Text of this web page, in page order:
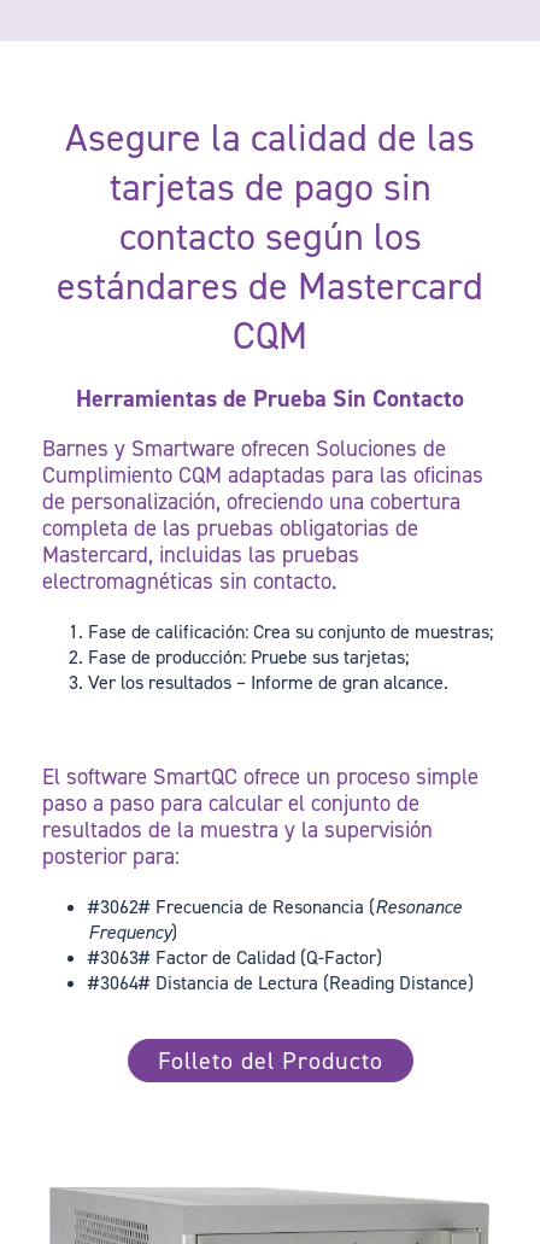
Asegure la calidad de las
tarjetas de pago sin
contacto según los
estándares de Mastercard
CQM
Herramientas de Prueba Sin Contacto
Barnes y Smartware ofrecen Soluciones de
Cumplimiento CQM adaptadas para las oficinas
de personalización, ofreciendo una cobertura
completa de las pruebas obligatorias de
Mastercard, incluidas las pruebas
electromagnéticas sin contacto.
Fase de calificación: Crea su conjunto de muestras;
Fase de producción: Pruebe sus tarjetas;
Ver los resultados – Informe de gran alcance.
El software SmartQC ofrece un proceso simple
paso a paso para calcular el conjunto de
resultados de la muestra y la supervisión
posterior para:
#3062# Frecuencia de Resonancia (Resonance
Frequency)
#3063# Factor de Calidad (Q-Factor)
#3064# Distancia de Lectura (Reading Distance)
Folleto del Producto